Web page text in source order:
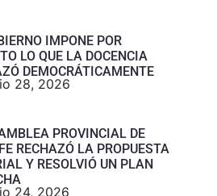
IMPONE POR
LO QUE LA DOCENCIA
DEMOCRÁTICAMENTE
28, 2026
PROVINCIAL DE
RECHAZÓ LA PROPUESTA
Y RESOLVIÓ UN PLAN
24, 2026